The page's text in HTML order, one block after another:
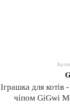
Іграшка для котів
чіпом GiGwi